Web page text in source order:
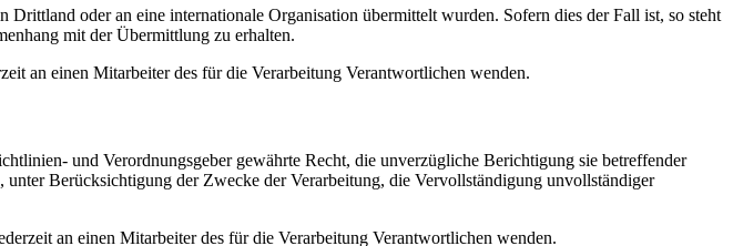
oder an eine internationale Organisation übermittelt wurden. Sofern dies der Fall ist, so steht
mit der Übermittlung zu erhalten.
an einen Mitarbeiter des für die Verarbeitung Verantwortlichen wenden.
und Verordnungsgeber gewährte Recht, die unverzügliche Berichtigung sie betreffender
Berücksichtigung der Zwecke der Verarbeitung, die Vervollständigung unvollständiger
an einen Mitarbeiter des für die Verarbeitung Verantwortlichen wenden.